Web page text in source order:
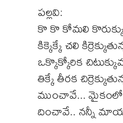
పల్లవి:
కొ కొ కోమలి
కిక్కెక్కే చలి
ఒక్కొక్కోరిక
తిక్కే తీరక
ముంచావే...
దించావే.. నన్నీ